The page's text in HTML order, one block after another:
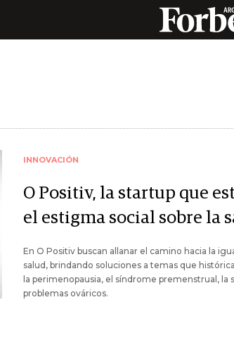
INNOVACIÓN
O Positiv, la startup que
el estigma social sobre la
En O Positiv buscan allanar el camino hacia la
salud, brindando soluciones a temas que
la perimenopausia, el síndrome premenstrual, la
problemas ováricos.